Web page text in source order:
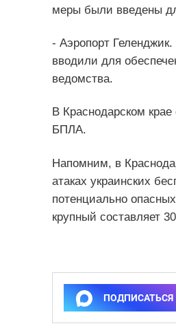
меры были введены
- Аэропорт
вводили для
ведомства.
В Краснодарском
БПЛА.
Напомним, в
атаках украинских
потенциально
крупный составляет
ПОДПИСАТЬСЯ